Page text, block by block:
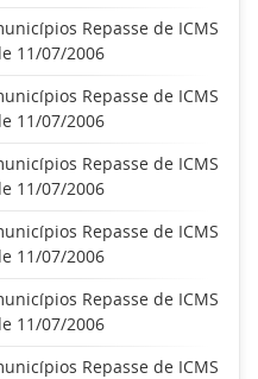
Repasse de ICMS
11/07/2006
Repasse de ICMS
11/07/2006
Repasse de ICMS
11/07/2006
Repasse de ICMS
11/07/2006
Repasse de ICMS
11/07/2006
Repasse de ICMS